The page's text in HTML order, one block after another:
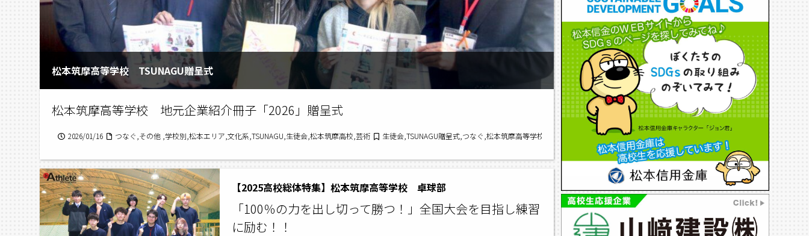
松本筑摩高等学校 TSUNAGU贈呈式
松本筑摩高等学校 地元企業紹介冊子「2026」贈呈式
2026/01/16 つなぐ,その他 ,学校別,松本エリア,文化系,TSUNAGU,生徒会,松本筑摩高校,芸術 生徒会,TSUNAGU贈呈式,つなぐ,松本筑摩高等学校,松本筑摩高校
【2025高校総体特集】松本筑摩高等学校 卓球部
「100％の力を出し切って勝つ！」全国大会を目指し練習
に励む！！